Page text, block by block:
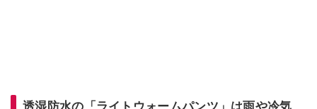
透湿防水の「ライトウォームパンツ」は雨や冷気